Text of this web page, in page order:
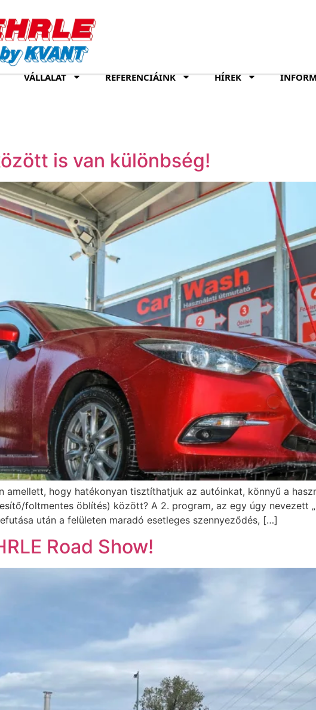
VÁLLALAT REFERENCIÁINK HÍREK
is van különbség!
amellett, hogy hatékonyan tisztíthatjuk az autóinkat, könnyű a
foltmentes öblítés) között? A 2. program, az egy úgy nevezett
után a felületen maradó esetleges szennyeződés, […]
Road Show!